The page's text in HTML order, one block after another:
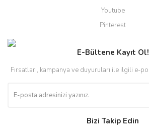
Youtube
Pinterest
E-Bültene Kayıt Ol!
Fırsatları, kampanya ve duyuruları ile ilgili e-
Bizi Takip Edin